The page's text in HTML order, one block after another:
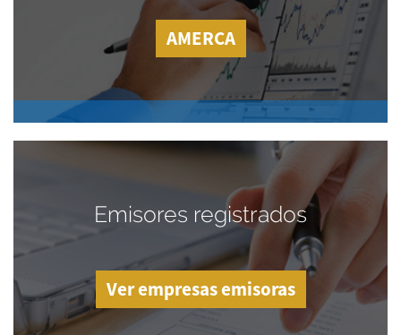
AMERCA
Emisores registrados
Ver empresas emisoras